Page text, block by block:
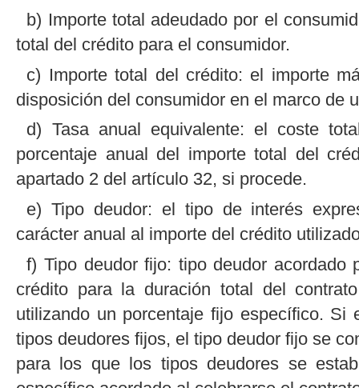
b) Importe total adeudado por el
total del crédito para el consumidor.
c) Importe total del crédito: el importe
disposición del consumidor en el marco de
d) Tasa anual equivalente: el coste
porcentaje anual del importe total del
apartado 2 del artículo 32, si procede.
e) Tipo deudor: el tipo de interés
carácter anual al importe del crédito
f) Tipo deudor fijo: tipo deudor
crédito para la duración total del
utilizando un porcentaje fijo específico.
tipos deudores fijos, el tipo deudor fijo se
para los que los tipos deudores se